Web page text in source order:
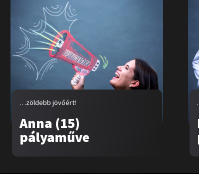
…zöldebb jövőért!
Anna (15)
pályaműve